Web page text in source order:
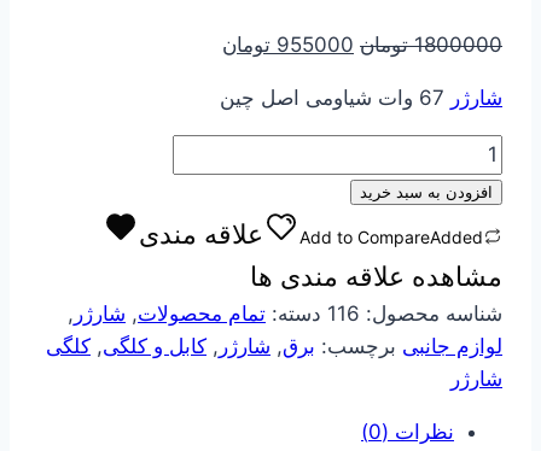
1800000 تومان قیمت
1800000 تومان
بود.
955000 تومان
است.
شارژر
شارژر
67
شیاومی
اصل
چین
عدد
افزودن به سبد خرید
Add to CompareAdded
علاقه مندی
مشاهده علاقه مندی ها
شناسه محصول: 116 دسته: تمام محصولات, شارژر ,
لوازم جانبی برچسب: برق, شارژر , کابل و کلگی, کلگی
شارژر
نظرات (0)